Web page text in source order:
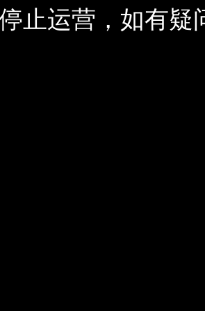
止运营，如有疑